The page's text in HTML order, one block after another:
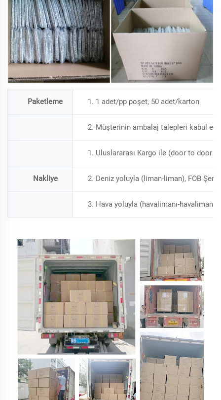
Paketleme 1. 1 adet/pp poşet, 50 adet/karton
2. Müşterinin ambalaj talepleri kabul
1. Uluslararası Kargo ile (door to door
Nakliye 2. Deniz yoluyla (liman-liman), FOB
3. Hava yoluyla (havalimanı-